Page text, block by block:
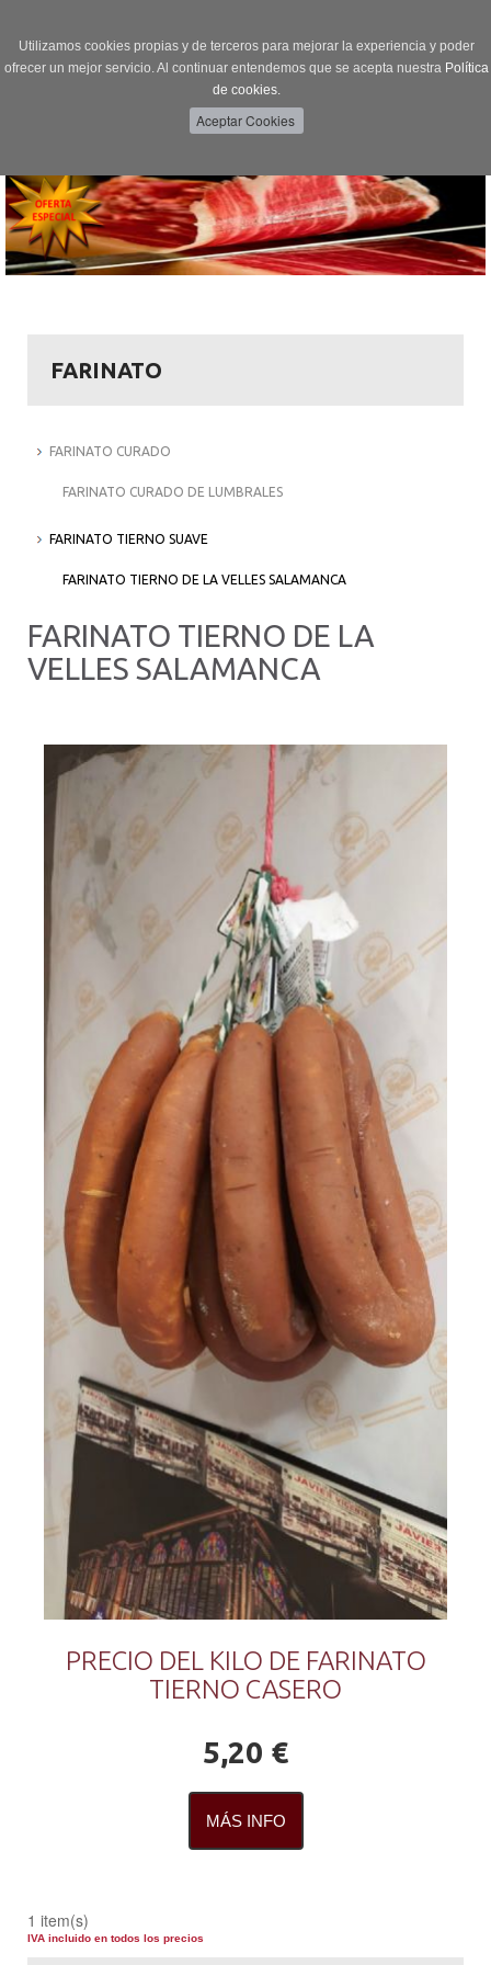
Utilizamos cookies propias y de terceros para mejorar la experiencia y poder
ofrecer un mejor servicio. Al continuar entendemos que se acepta nuestra Política
de cookies.
FARINATO
FARINATO CURADO
FARINATO CURADO DE LUMBRALES
FARINATO TIERNO SUAVE
FARINATO TIERNO DE LA VELLES SALAMANCA
FARINATO TIERNO DE LA
VELLES SALAMANCA
PRECIO DEL KILO DE FARINATO
TIERNO CASERO
5,20 €
MÁS INFO
1 item(s)
IVA incluido en todos los precios